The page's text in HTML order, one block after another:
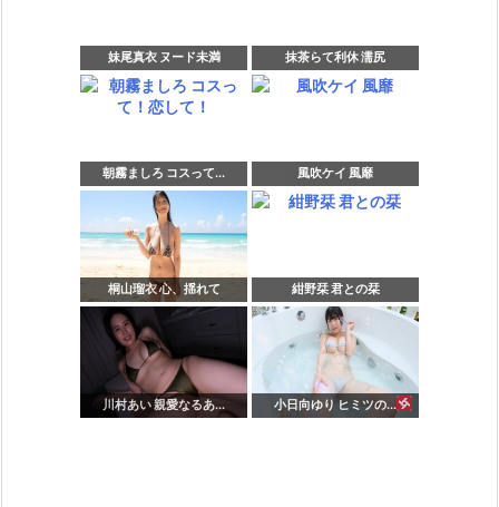
妹尾真衣 ヌード未満 抹茶らて利休 濡尻
朝霧ましろ コスって... 風吹ケイ 風靡
桐山瑠衣 心、揺れて 紺野栞 君との栞
川村あい 親愛なるあ... 小日向ゆり ヒミツの...